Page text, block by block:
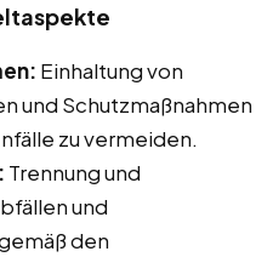
Einhaltung von
und Schutzmaßnahmen
zu vermeiden.
Trennung und
und
den